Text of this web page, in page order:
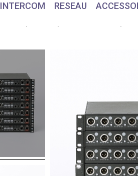
INTERCOM RESEAU